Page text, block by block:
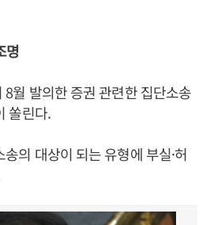
명
월 발의한 증권 관련한 집단소송
쏠린다.
의 대상이 되는 유형에 부실·허